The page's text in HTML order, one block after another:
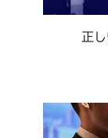
正